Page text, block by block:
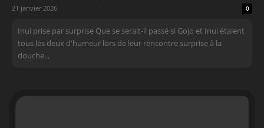
21 janvier 2026 0
Inui prise par surprise Que se serait-il passé si Gojo et Inui étaient
tous les deux d'humeur lors de leur rencontre surprise à la
douche...